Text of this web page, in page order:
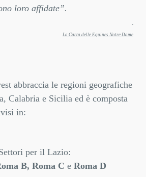
loro affidate”.
La Carta delle Equipes Notre Dame
abbraccia le regioni geografiche
Calabria e Sicilia ed è composta
in:
per il Lazio:
B, Roma C e Roma D